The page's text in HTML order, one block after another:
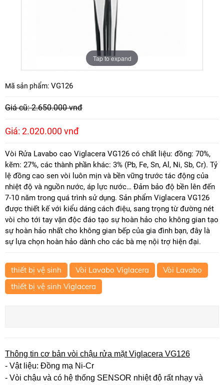
Tap to expand
Mã sản phẩm: VG126
Giá cũ: 2.650.000 vnđ
Giá: 2.020.000 vnđ
Vòi Rửa Lavabo cao Viglacera VG126 có chất liệu: đồng: 70%,
kẽm: 27%, các thành phần khác: 3% (Pb, Fe, Sn, Al, Ni, Sb, Cr). Tỷ
lệ đồng cao sen vòi luôn mịn và bền vững trước tác động của
nhiệt độ và nguồn nước, áp lực nước… Đảm bảo độ bền lên đến
7-10 năm trong quá trình sử dụng. Sản phẩm Viglacera VG126
được thiết kế với kiểu dáng cách điệu, sang trọng từ đường nét
vòi cho tới tay vặn độc đáo tạo sự hoàn hảo cho không gian tạo
sự hoàn hảo nhất cho không gian bếp của gia đình bạn, đây là
sự lựa chọn hoàn hảo dành cho các bà mẹ nội trợ hiện đại.
thiết bị vệ sinh Vòi Lavabo Viglacera
Vòi Lavabo
thiết bị vệ sinh Viglacera
Thông tin cơ bản vòi chậu rửa mặt Viglacera VG126
- Vật liệu: Đồng mạ Ni-Cr
- Vòi chậu và có hệ thống SENSOR nhiệt độ rất nhạy và